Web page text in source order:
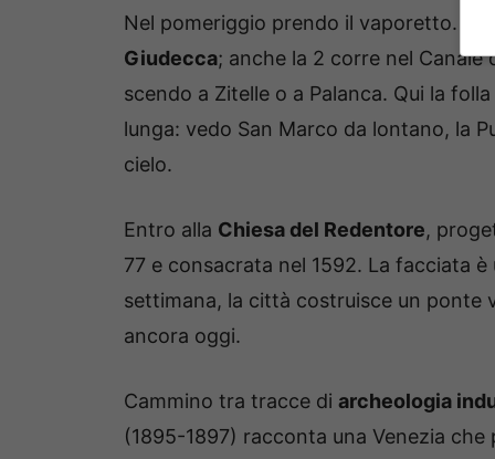
Nel pomeriggio prendo il vaporetto. Le
Giudecca; anche la 2 corre nel Canale
scendo a Zitelle o a Palanca. Qui la
lunga: vedo San Marco da lontano, la
cielo.
Entro alla Chiesa del Redentore,
77 e consacrata nel 1592. La facciata
settimana, la città costruisce un ponte
ancora oggi.
Cammino tra tracce di archeologia
(1895-1897) racconta una Venezia